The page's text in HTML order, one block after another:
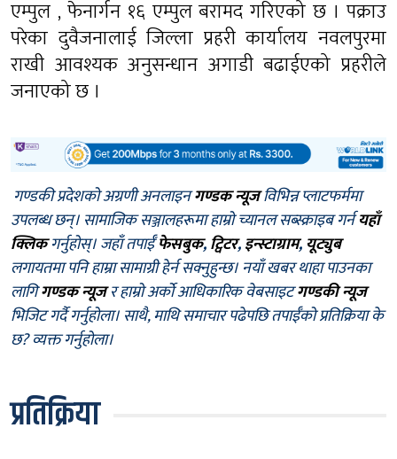
एम्पुल , फेनार्गन १६ एम्पुल बरामद गरिएको छ । पक्राउ
परेका दुवैजनालाई जिल्ला प्रहरी कार्यालय नवलपुरमा
राखी आवश्यक अनुसन्धान अगाडी बढाईएको प्रहरीले
जनाएको छ ।
गण्डकी प्रदेशको अग्रणी अनलाइनगण्डक न्यूजविभिन्न प्लाटफर्ममा
उपलब्ध छन्। सामाजिक सञ्जालहरूमा हाम्रो च्यानल सब्स्क्राइब गर्नयहाँ
क्लिकगर्नुहोस्। जहाँ तपाईँफेसबुक,ट्विटर,इन्स्टाग्राम, यूट्युब
लगायतमा पनि हाम्रा सामाग्री हेर्न सक्नुहुन्छ। नयाँ खबर थाहा पाउनका
लागिगण्डक न्यूजर हाम्रो अर्को आधिकारिक वेबसाइटगण्डकी न्यूज
भिजिट गर्दै गर्नुहोला। साथै, माथि समाचार पढेपछि तपाईँको प्रतिक्रिया के
छ? व्यक्त गर्नुहोला।
प्रतिक्रिया